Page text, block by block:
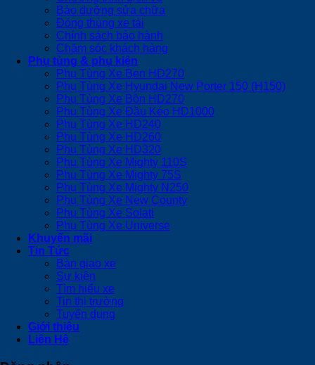
Bảo dưỡng sửa chữa
Đóng thùng xe tải
Chính sách bảo hành
Chăm sóc khách hàng
Phụ tùng & phụ kiện
Phụ Tùng Xe Ben HD270
Phụ Tùng Xe Hyundai New Porter 150 (H150)
Phụ Tùng Xe Bồn HD270
Phụ Tùng Xe Đầu Kéo HD1000
Phụ Tùng Xe HD240
Phụ Tùng Xe HD260
Phụ Tùng Xe HD320
Phụ Tùng Xe Mighty 110S
Phụ Tùng Xe Mighty 75S
Phụ Tùng Xe Mighty N250
Phụ Tùng Xe New County
Phụ Tùng Xe Solati
Phụ Tùng Xe Universe
Khuyến mãi
Tin Tức
Bàn giao xe
Sự kiện
Tìm hiểu xe
Tin thị trường
Tuyển dụng
Giới thiệu
Liên Hệ